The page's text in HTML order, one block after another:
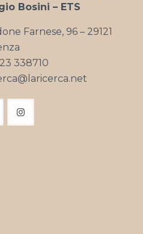
Bosini – ETS
Farnese, 96 – 29121
338710